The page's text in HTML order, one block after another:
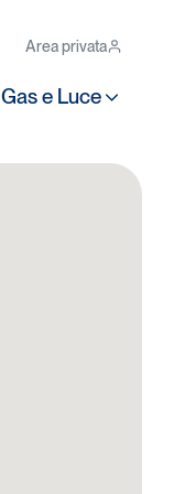
Gas e Luce
Area privata